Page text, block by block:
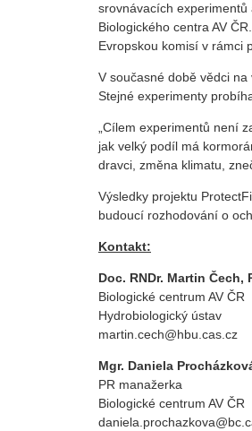
srovnávacích experimentů
Biologického centra AV
Evropskou komisí v rámci
V současné době vědci
Stejné experimenty
„Cílem experimentů není
jak velký podíl má
dravci, změna klimatu,
Výsledky projektu
budoucí rozhodování o
Kontakt:
Doc. RNDr. Martin Čech,
Biologické centrum AV ČR
Hydrobiologický ústav
martin.cech@hbu.cas.cz
Mgr. Daniela
PR manažerka
Biologické centrum AV ČR